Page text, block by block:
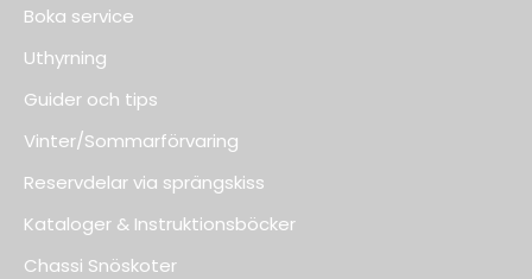
Boka service
Uthyrning
Guider och tips
Vinter/Sommarförvaring
Reservdelar via sprängskiss
Kataloger & Instruktionsböcker
Chassi Snöskoter